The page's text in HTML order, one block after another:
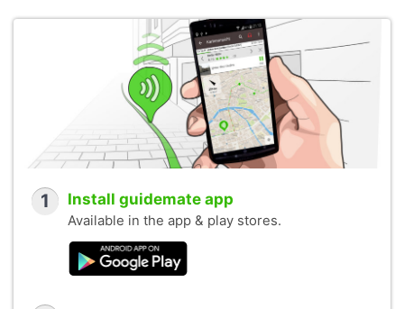
1 Install guidemate app
Available in the app & play stores.